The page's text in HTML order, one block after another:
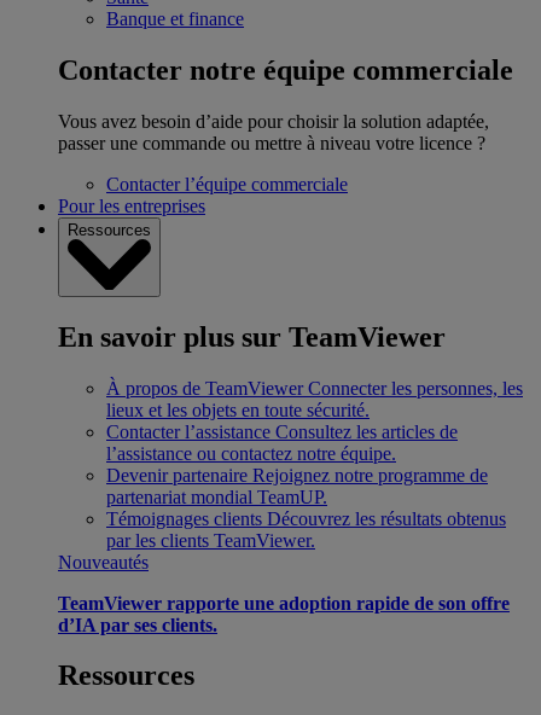
Banque et finance
Contacter notre équipe commerciale
Vous avez besoin d’aide pour choisir la solution adaptée,
passer une commande ou mettre à niveau votre licence ?
Contacter l’équipe commerciale
Pour les entreprises
Ressources
En savoir plus sur TeamViewer
À propos de TeamViewer Connecter les personnes, les
lieux et les objets en toute sécurité.
Contacter l’assistance Consultez les articles de
l’assistance ou contactez notre équipe.
Devenir partenaire Rejoignez notre programme de
partenariat mondial TeamUP.
Témoignages clients Découvrez les résultats obtenus
par les clients TeamViewer.
Nouveautés
TeamViewer rapporte une adoption rapide de son offre
d’IA par ses clients.
Ressources